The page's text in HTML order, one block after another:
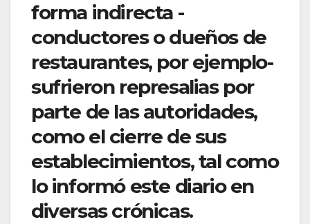
forma indirecta -
conductores o dueños de
restaurantes, por ejemplo-
sufrieron represalias por
parte de las autoridades,
como el cierre de sus
establecimientos, tal como
lo informó este diario en
diversas crónicas.